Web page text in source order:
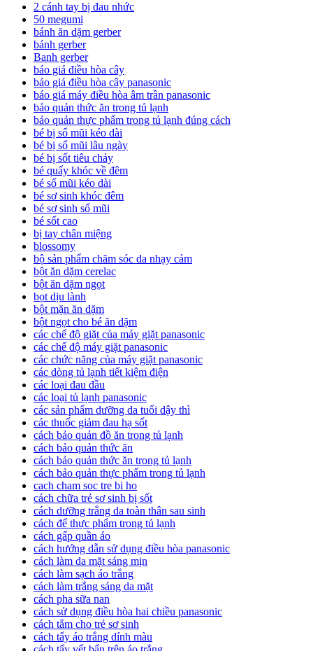
2 cánh tay bị đau nhức
50 megumi
bánh ăn dặm gerber
bánh gerber
Banh gerber
báo giá điều hòa cây
báo giá điều hòa cây panasonic
báo giá máy điều hòa âm trần panasonic
bảo quản thức ăn trong tủ lạnh
bảo quản thực phẩm trong tủ lạnh đúng cách
bé bị sổ mũi kéo dài
bé bị sổ mũi lâu ngày
bé bị sốt tiêu chảy
bé quấy khóc về đêm
bé sổ mũi kéo dài
bé sơ sinh khóc đêm
bé sơ sinh sổ mũi
bé sốt cao
bị tay chân miệng
blossomy
bộ sản phẩm chăm sóc da nhạy cảm
bột ăn dặm cerelac
bột ăn dặm ngọt
bọt dịu lành
bột mặn ăn dặm
bột ngọt cho bé ăn dặm
các chế độ giặt của máy giặt panasonic
các chế độ máy giặt panasonic
các chức năng của máy giặt panasonic
các dòng tủ lạnh tiết kiệm điện
các loại đau đầu
các loại tủ lạnh panasonic
các sản phẩm dưỡng da tuổi dậy thì
các thuốc giảm đau hạ sốt
cách bảo quản đồ ăn trong tủ lạnh
cách bảo quản thức ăn
cách bảo quản thức ăn trong tủ lạnh
cách bảo quản thực phẩm trong tủ lạnh
cach cham soc tre bi ho
cách chữa trẻ sơ sinh bị sốt
cách dưỡng trắng da toàn thân sau sinh
cách để thực phẩm trong tủ lạnh
cách gấp quần áo
cách hướng dẫn sử dụng điều hòa panasonic
cách làm da mặt sáng mịn
cách làm sạch áo trắng
cách làm trắng sáng da mặt
cách pha sữa nan
cách sử dụng điều hòa hai chiều panasonic
cách tắm cho trẻ sơ sinh
cách tẩy áo trắng dính màu